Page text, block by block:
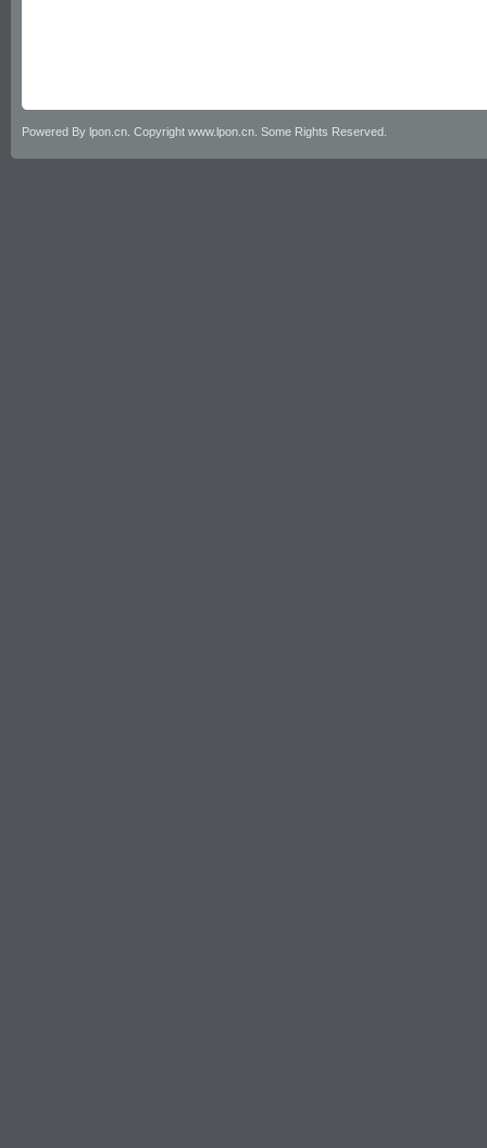
Powered By lpon.cn. Copyright www.lpon.cn. Some Rights Reserved.